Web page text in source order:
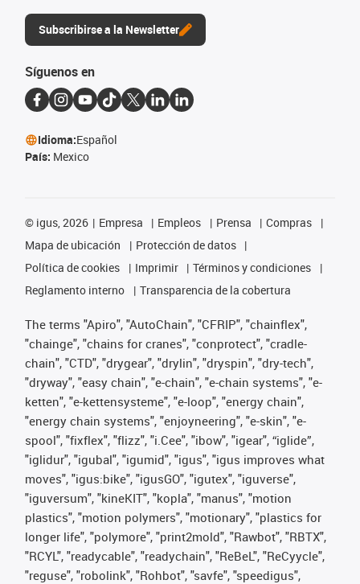
Subscribirse a la Newsletter
Síguenos en
Idioma:Español
País: Mexico
© igus, 2026 Empresa Empleos Prensa
Compras
Mapa de ubicación
Protección de datos
Política de cookies
Imprimir
Términos y condiciones
Reglamento interno
Transparencia de la cobertura
The terms "Apiro", "AutoChain", "CFRIP", "chainflex",
"chainge", "chains for cranes", "conprotect", "cradle-
chain", "CTD", "drygear", "drylin", "dryspin", "dry-tech",
"dryway", "easy chain", "e-chain", "e-chain systems", "e-
ketten", "e-kettensysteme", "e-loop", "energy chain",
"energy chain systems", "enjoyneering", "e-skin", "e-
spool", "fixflex", "flizz", "i.Cee", "ibow", "igear", “iglide”,
"iglidur", "igubal", "igumid", "igus", "igus improves what
moves", "igus:bike", "igusGO", "igutex", "iguverse",
"iguversum", "kineKIT", "kopla", "manus", "motion
plastics", "motion polymers", "motionary", "plastics for
longer life", "polymore", "print2mold", "Rawbot", "RBTX",
"RCYL", "readycable", "readychain", "ReBeL", "ReCyycle",
"reguse", "robolink", "Rohbot", "savfe", "speedigus",